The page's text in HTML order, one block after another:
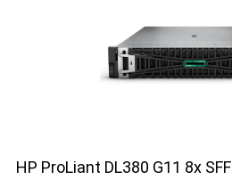
HP ProLiant DL380 G11 8x SFF